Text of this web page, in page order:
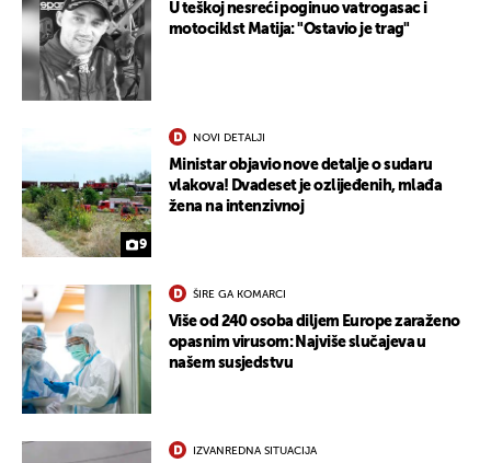
U teškoj nesreći poginuo vatrogasac i
motociklst Matija: "Ostavio je trag"
9
NOVI DETALJI
Ministar objavio nove detalje o sudaru
vlakova! Dvadeset je ozlijeđenih, mlađa
žena na intenzivnoj
ŠIRE GA KOMARCI
Više od 240 osoba diljem Europe zaraženo
opasnim virusom: Najviše slučajeva u
našem susjedstvu
IZVANREDNA SITUACIJA